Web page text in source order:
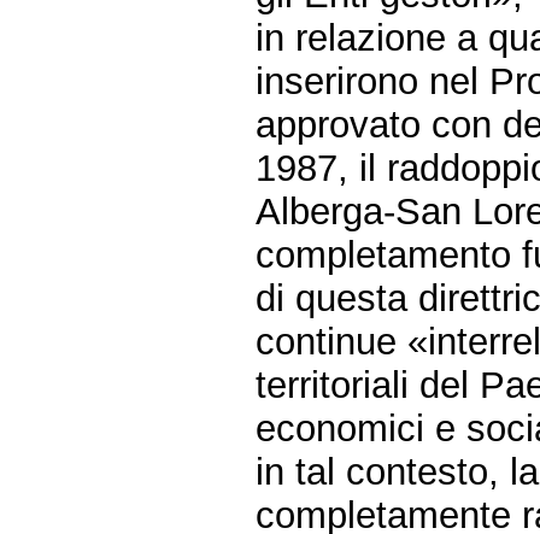
in relazione a
inserirono nel
approvato con
1987, il
Alberga-San
completamento
di questa
continue
territoriali del
economici e
in tal contesto,
completamente